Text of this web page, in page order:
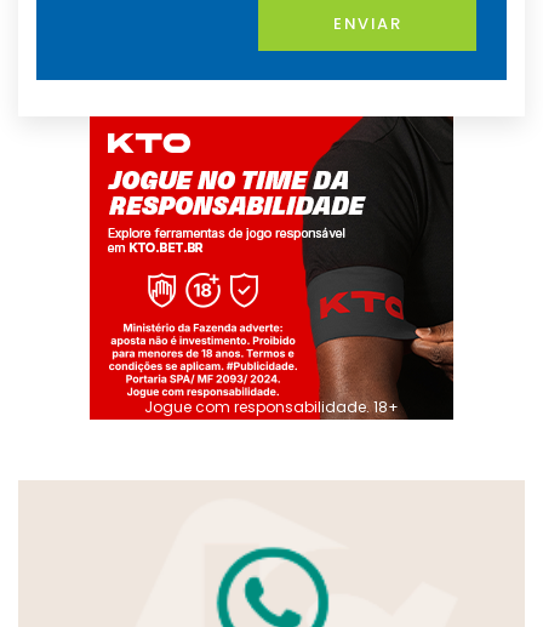
ENVIAR
Jogue com responsabilidade. 18+